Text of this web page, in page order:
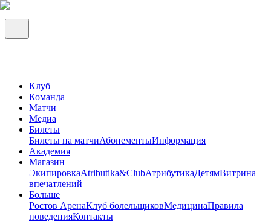
Клуб
Команда
Матчи
Медиа
Билеты
Билеты на матчиАбонементыИнформация
Академия
Магазин
ЭкипировкаAtributika&ClubАтрибутикаДетямВитрина
впечатлений
Больше
Ростов АренаКлуб болельщиковМедицинаПравила
поведенияКонтакты